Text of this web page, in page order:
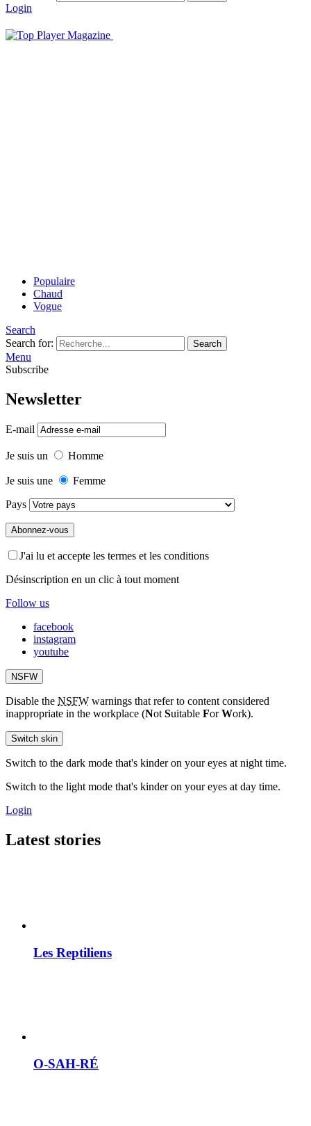
Login
Populaire
Chaud
Vogue
Search
Search for:
Search
Menu
Subscribe
Newsletter
E-mail
Je suis un Homme
Je suis une
Femme
Pays
J'ai lu et accepte les termes et les conditions
Désinscription en un clic à tout moment
Follow us
facebook
instagram
youtube
NSFW
Disable the NSFW warnings that refer to content considered
inappropriate in the workplace (Not Suitable ForWork).
Switch skin
Switch to the dark mode that's kinder on your eyes at night time.
Switch to the light mode that's kinder on your eyes at day time.
Login
Latest stories
Les Reptiliens
O-SAH-RÉ